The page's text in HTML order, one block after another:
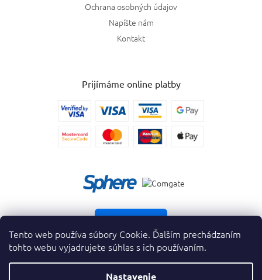
Tento web používa súbory Cookie. Ďalším prechádzaním
tohto webu vyjadrujete súhlas s ich používaním.
Nastavenie
Ochrana osobných údajov
Napíšte nám
Kontakt
Prijímáme online platby